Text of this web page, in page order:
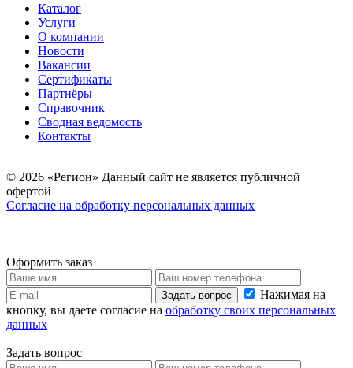
Каталог
Услуги
О компании
Новости
Вакансии
Сертификаты
Партнёры
Справочник
Сводная ведомость
Контакты
© 2026 «Регион» Данный сайт не является публичной
офертой
Согласие на обработку персональных данных
Оформить заказ
Задать вопрос
Нажимая на
кнопку, вы даете согласие на обработку своих персональных
данных
Задать вопрос